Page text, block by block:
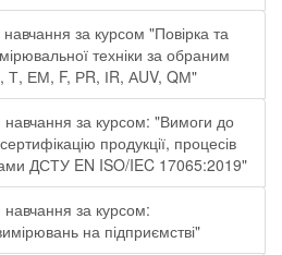
за курсом "Повірка та
техніки за обраним
Т, ЕМ, F, РR, ІR, АUV, QМ"
за курсом: "Вимоги до
продукції, процесів
ДСТУ EN ISO/IEC 17065:2019"
за курсом:
на підприємстві"